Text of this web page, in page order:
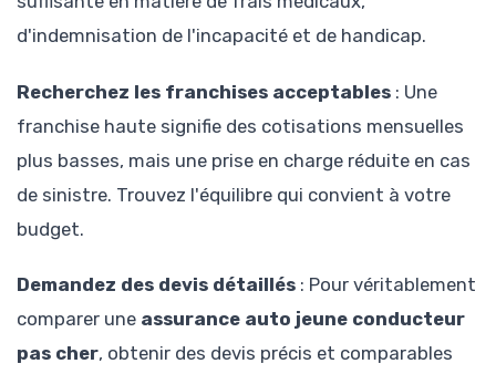
d'indemnisation de l'incapacité et de handicap.
Recherchez les franchises acceptables : Une
franchise haute signifie des cotisations mensuelles
plus basses, mais une prise en charge réduite en cas
de sinistre. Trouvez l'équilibre qui convient à votre
budget.
Demandez des devis détaillés : Pour véritablement
comparer une assurance auto jeune conducteur
pas cher, obtenir des devis précis et comparables